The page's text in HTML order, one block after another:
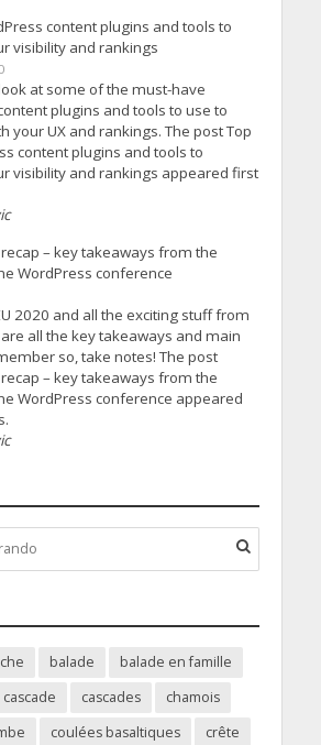
content plugins and tools to
visibility and rankings
at some of the must-have
plugins and tools to use to
your UX and rankings. The post Top
content plugins and tools to
visibility and rankings appeared first
recap – key takeaways from the
WordPress conference
2020 and all the exciting stuff from
all the key takeaways and main
so, take notes! The post
recap – key takeaways from the
WordPress conference appeared
balade
balade en famille
cascade cascades
chamois
coulées basaltiques
crête